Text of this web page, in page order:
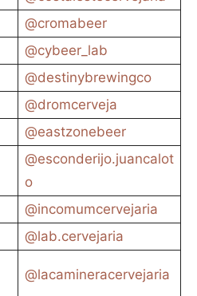
@cromabeer
@cybeer_lab
@destinybrewingco
@dromcerveja
@eastzonebeer
@esconderijo.juancalot
o
@incomumcervejaria
@lab.cervejaria
@lacamineracervejaria